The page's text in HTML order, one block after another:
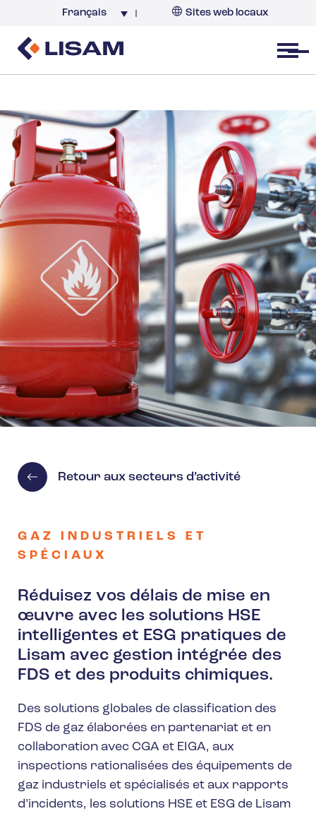
Français Sites web locaux
Open menu
Retour aux secteurs d’activité
GAZ INDUSTRIELS ET
SPÉCIAUX
Réduisez vos délais de mise en
œuvre avec les solutions HSE
intelligentes et ESG pratiques de
Lisam avec gestion intégrée des
FDS et des produits chimiques.
Des solutions globales de classification des
FDS de gaz élaborées en partenariat et en
collaboration avec CGA et EIGA, aux
inspections rationalisées des équipements de
gaz industriels et spécialisés et aux rapports
d’incidents, les solutions HSE et ESG de Lisam